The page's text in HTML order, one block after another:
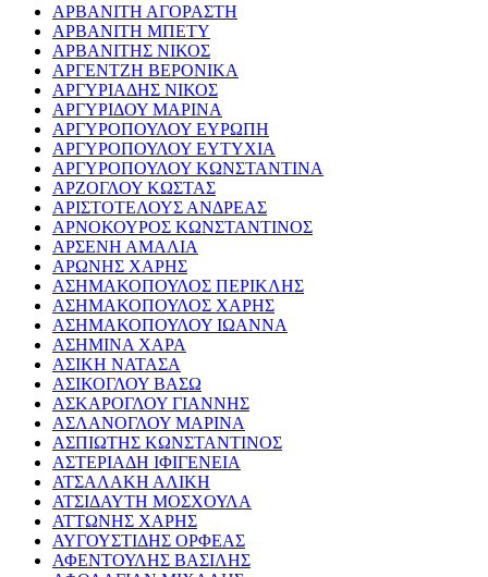
ΑΡΒΑΝΙΤΗ ΑΓΟΡΑΣΤΗ
ΑΡΒΑΝΙΤΗ ΜΠΕΤΥ
ΑΡΒΑΝΙΤΗΣ ΝΙΚΟΣ
ΑΡΓΕΝΤΖΗ ΒΕΡΟΝΙΚΑ
ΑΡΓΥΡΙΑΔΗΣ ΝΙΚΟΣ
ΑΡΓΥΡΙΔΟΥ ΜΑΡΙΝΑ
ΑΡΓΥΡΟΠΟΥΛΟΥ ΕΥΡΩΠΗ
ΑΡΓΥΡΟΠΟΥΛΟΥ ΕΥΤΥΧΙΑ
ΑΡΓΥΡΟΠΟΥΛΟΥ ΚΩΝΣΤΑΝΤΙΝΑ
ΑΡΖΟΓΛΟΥ ΚΩΣΤΑΣ
ΑΡΙΣΤΟΤΕΛΟΥΣ ΑΝΔΡΕΑΣ
ΑΡΝΟΚΟΥΡΟΣ ΚΩΝΣΤΑΝΤΙΝΟΣ
ΑΡΣΕΝΗ ΑΜΑΛΙΑ
ΑΡΩΝΗΣ ΧΑΡΗΣ
ΑΣΗΜΑΚΟΠΟΥΛΟΣ ΠΕΡΙΚΛΗΣ
ΑΣΗΜΑΚΟΠΟΥΛΟΣ ΧΑΡΗΣ
ΑΣΗΜΑΚΟΠΟΥΛΟΥ ΙΩΑΝΝΑ
ΑΣΗΜΙΝΑ ΧΑΡΑ
ΑΣΙΚΗ ΝΑΤΑΣΑ
ΑΣΙΚΟΓΛΟΥ ΒΑΣΩ
ΑΣΚΑΡΟΓΛΟΥ ΓΙΑΝΝΗΣ
ΑΣΛΑΝΟΓΛΟΥ ΜΑΡΙΝΑ
ΑΣΠΙΩΤΗΣ ΚΩΝΣΤΑΝΤΙΝΟΣ
ΑΣΤΕΡΙΑΔΗ ΙΦΙΓΕΝΕΙΑ
ΑΤΣΑΛΑΚΗ ΑΛΙΚΗ
ΑΤΣΙΔΑΥΤΗ ΜΟΣΧΟΥΛΑ
ΑΤΤΩΝΗΣ ΧΑΡΗΣ
ΑΥΓΟΥΣΤΙΔΗΣ ΟΡΦΕΑΣ
ΑΦΕΝΤΟΥΛΗΣ ΒΑΣΙΛΗΣ